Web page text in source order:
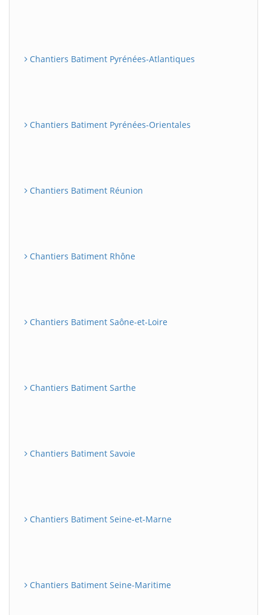
Chantiers Batiment Pyrénées-Atlantiques
Chantiers Batiment Pyrénées-Orientales
Chantiers Batiment Réunion
Chantiers Batiment Rhône
Chantiers Batiment Saône-et-Loire
Chantiers Batiment Sarthe
Chantiers Batiment Savoie
Chantiers Batiment Seine-et-Marne
Chantiers Batiment Seine-Maritime